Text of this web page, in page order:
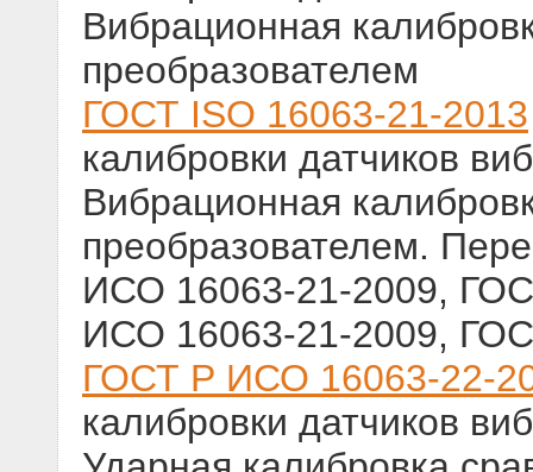
Вибрационная
преобразователем
ГОСТ ISO 16063-21-2013
калибровки датчиков
Вибрационная
преобразователем.
ИСО 16063-21-2009,
ИСО 16063-21-2009,
ГОСТ Р ИСО 16063-22-
калибровки датчиков